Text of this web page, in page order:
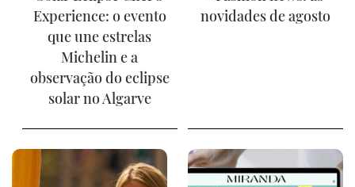
Experience: o evento
que une estrelas
Michelin e a
observação do eclipse
solar no Algarve
novidades de agosto